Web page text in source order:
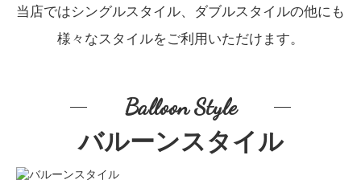
当店ではシングルスタイル、ダブルスタイルの他にも
様々なスタイルをご利用いただけます。
Balloon Style
バルーンスタイル